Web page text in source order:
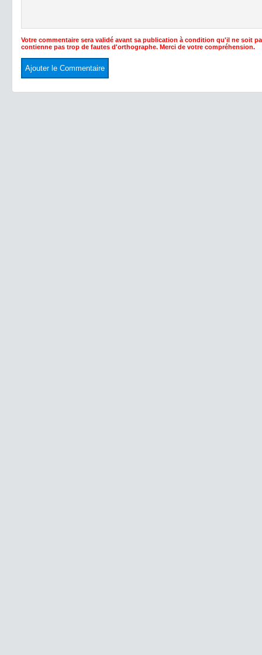
Votre commentaire sera validé avant sa publication à condition qu'il ne soit
contienne pas trop de fautes d'orthographe. Merci de votre compréhension.